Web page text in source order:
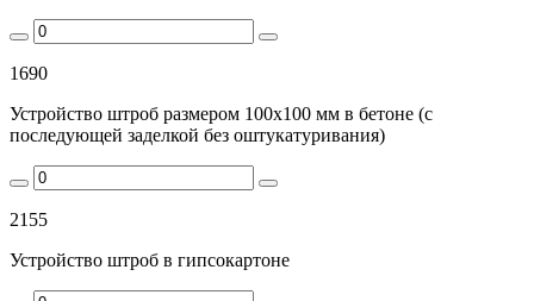
1690
Устройство штроб размером 100х100 мм в бетоне (с
последующей заделкой без оштукатуривания)
2155
Устройство штроб в гипсокартоне